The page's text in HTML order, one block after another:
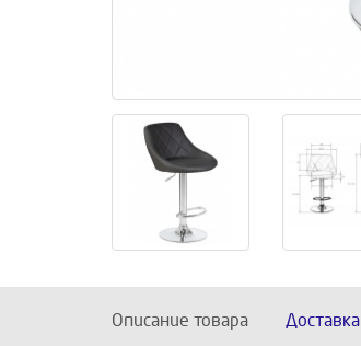
Описание товара Доставка